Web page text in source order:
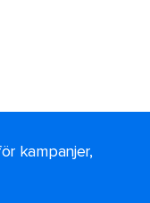
kampanjer,